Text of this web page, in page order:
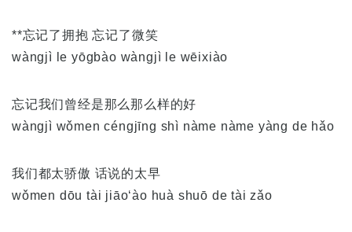
**忘记了拥抱 忘记了微笑
wàngjì le yōgbào wàngjì le wēixiào
忘记我们曾经是那么那么样的好
wàngjì wǒmen céngjīng shì nàme nàme yàng de hǎo
我们都太骄傲 话说的太早
wǒmen dōu tài jiāo‘ào huà shuō de tài zǎo